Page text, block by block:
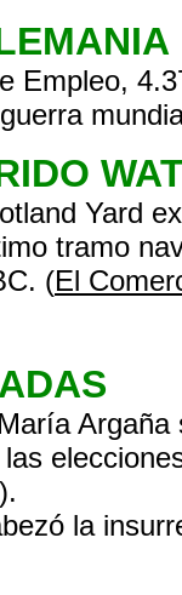
Empleo,
Yard
tramo
(El
la